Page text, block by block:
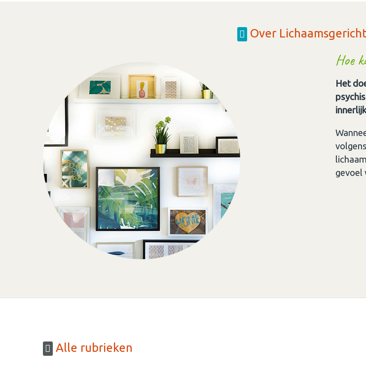
Over
Hoe
Het
gevoel
Alle rubrieken